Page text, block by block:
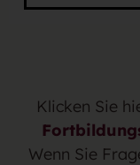
Klicken Sie
Wenn Sie